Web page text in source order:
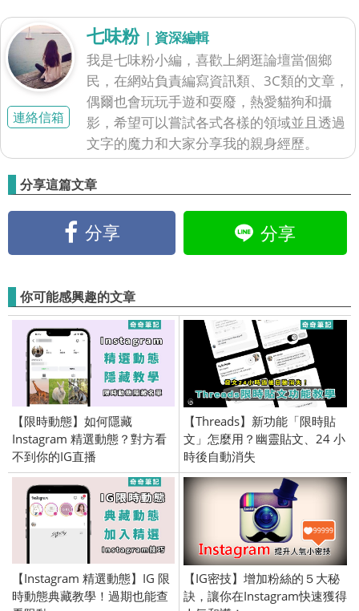
連絡信箱
七味粉 | 資深編輯
我是七味粉小編，喜歡上網逛論壇當個鄉
民，在網站負責編寫資訊類、3C類的文章，
偶爾也會玩玩手遊和耍廢，熱愛貓狗和攝
影，希望可以嘗試各式各樣的領域並且透過
文字的魔力和大家分享我的親身經歷。
分享這篇文章
分享 分享
你可能感興趣的文章
【限時動態】如何隱藏
Instagram 精選動態？對方看
不到你的IG直播
【Threads】新功能「限時貼
文」怎麼用？幽靈貼文、24 小
時後自動消失
【Instagram 精選動態】IG 限
時動態典藏教學！過期也能查
【IG密技】增加粉絲的５大秘
訣，讓你在Instagram快速獲得